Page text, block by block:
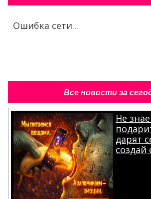
Ошибка сети...
Все новости за
Не
дарят
создай
.